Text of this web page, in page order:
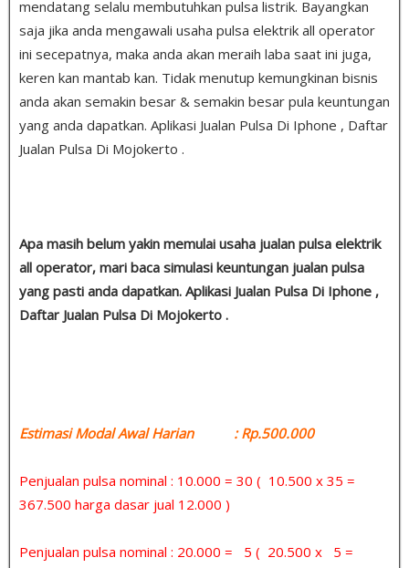
mendatang selalu membutuhkan pulsa listrik. Bayangkan
saja jika anda mengawali usaha pulsa elektrik all operator
ini secepatnya, maka anda akan meraih laba saat ini juga,
keren kan mantab kan. Tidak menutup kemungkinan bisnis
anda akan semakin besar & semakin besar pula keuntungan
yang anda dapatkan. Aplikasi Jualan Pulsa Di Iphone , Daftar
Jualan Pulsa Di Mojokerto .
Apa masih belum yakin memulai usaha jualan pulsa elektrik
all operator, mari baca simulasi keuntungan jualan pulsa
yang pasti anda dapatkan. Aplikasi Jualan Pulsa Di Iphone ,
Daftar Jualan Pulsa Di Mojokerto .
Estimasi Modal Awal Harian : Rp.500.000
Penjualan pulsa nominal : 10.000 = 30 ( 10.500 x 35 =
367.500 harga dasar jual 12.000 )
Penjualan pulsa nominal : 20.000 = 5 ( 20.500 x 5 =